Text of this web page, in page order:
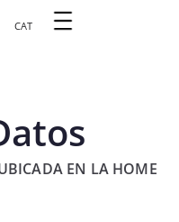
CAT
EN LA HOME